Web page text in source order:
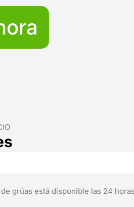
grúas está disponible las 24